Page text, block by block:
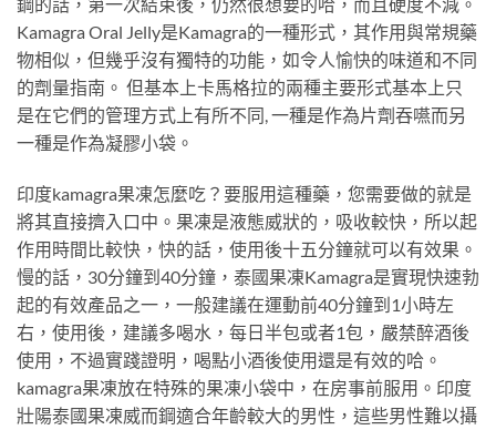
Kamagra Oral Jelly是Kamagra的一種形式，其作用與常規藥
物相似，但幾乎沒有獨特的功能，如令人愉快的味道和不同
的劑量指南。 但基本上卡馬格拉的兩種主要形式基本上只
是在它們的管理方式上有所不同, 一種是作為片劑吞嚥而另
一種是作為凝膠小袋。
印度kamagra果凍怎麼吃？要服用這種藥，您需要做的就是
將其直接擠入口中。果凍是液態威狀的，吸收較快，所以起
作用時間比較快，快的話，使用後十五分鐘就可以有效果。
慢的話，30分鐘到40分鐘，泰國果凍Kamagra是實現快速勃
起的有效產品之一，一般建議在運動前40分鐘到1小時左
右，使用後，建議多喝水，每日半包或者1包，嚴禁醉酒後
使用，不過實踐證明，喝點小酒後使用還是有效的哈。
kamagra果凍放在特殊的果凍小袋中，在房事前服用。印度
壯陽泰國果凍威而鋼適合年齡較大的男性，這些男性難以攝